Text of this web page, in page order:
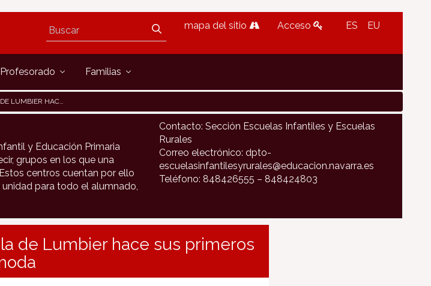
mapa del sitio Acceso ES EU
Profesorado Familias
EN EL MUNDO DE LA MODA
y Educación Primaria
grupos en los que una
centros cuentan por ello
para todo el alumnado,
Contacto: Sección Escuelas Infantiles y Escuelas
Rurales
Correo electrónico: dpto-
escuelasinfantilesyrurales@educacion.navarra.es
Teléfono: 848426555 – 848424803
de Lumbier hace sus primeros